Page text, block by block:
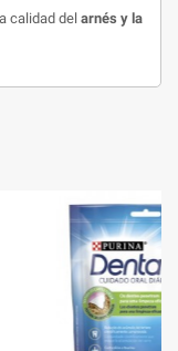
calidad del arnés y la